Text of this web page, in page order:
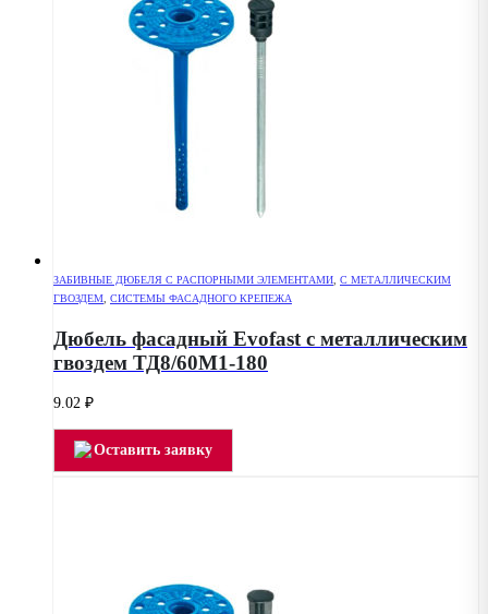
ЗАБИВНЫЕ ДЮБЕЛЯ С РАСПОРНЫМИ ЭЛЕМЕНТАМИ С МЕТАЛЛИЧЕСКИМ
ГВОЗДЕМ СИСТЕМЫ ФАСАДНОГО КРЕПЕЖА
Дюбель фасадный Evofast с металлическим
гвоздем ТД8/60М1-180
9.02 ₽
Оставить заявку